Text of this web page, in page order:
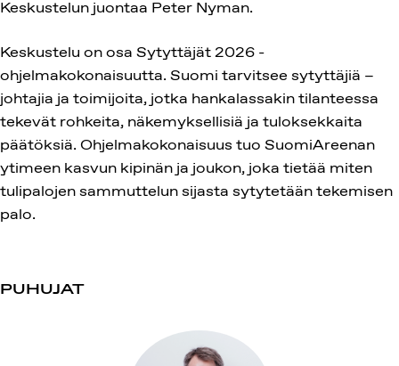
Keskustelun juontaa Peter Nyman.
Keskustelu on osa Sytyttäjät 2026 -
ohjelmakokonaisuutta. Suomi tarvitsee sytyttäjiä –
johtajia ja toimijoita, jotka hankalassakin tilanteessa
tekevät rohkeita, näkemyksellisiä ja tuloksekkaita
päätöksiä. Ohjelmakokonaisuus tuo SuomiAreenan
ytimeen kasvun kipinän ja joukon, joka tietää miten
tulipalojen sammuttelun sijasta sytytetään tekemisen
palo.
PUHUJAT